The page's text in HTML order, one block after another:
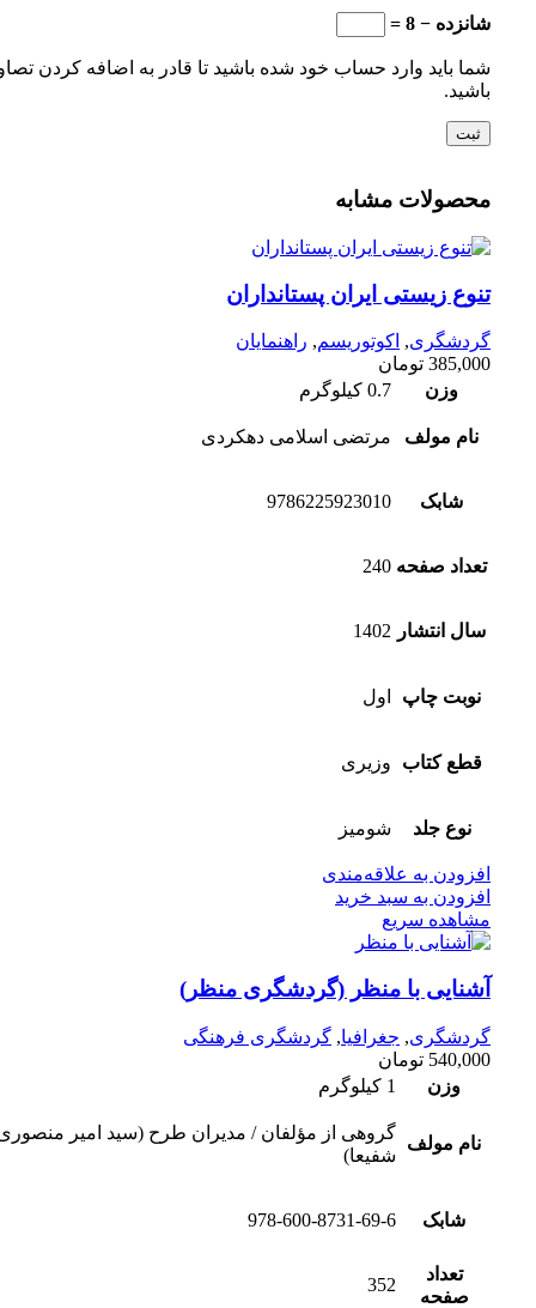
شانزده − 8 =
شما باید وارد حساب خود شده باشید تا قادر به اضافه کردن
باشید.
محصولات مشابه
تنوع زیستی ایران پستانداران
گردشگری, اکوتوریسم, راهنمایان
385,000 تومان
وزن
0.7 کیلوگرم
نام مولف مرتضی اسلامی دهکردی
شابک 9786225923010
تعداد صفحه 240
سال انتشار 1402
نوبت چاپ اول
قطع کتاب وزیری
نوع جلد شومیز
افزودن به علاقه‌مندی
افزودن به سبد خرید
مشاهده سریع
آشنایی با منظر (گردشگری منظر)
گردشگری, جغرافیا, گردشگری فرهنگی
540,000 تومان
وزن
1 کیلوگرم
نام مولف
گروهی از مؤلفان / مدیران طرح (سید امیر
شفیعا)
شابک 978-600-8731-69-6
تعداد
صفحه
352